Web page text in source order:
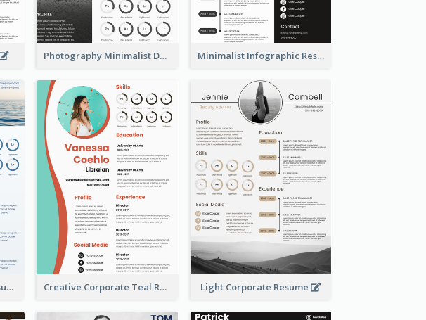
Photography Minimalist Design Resume Minimalist Infographic Resume
Creative Blue Simple Resume Creative Corporate Teal Resume Light Corporate Resume